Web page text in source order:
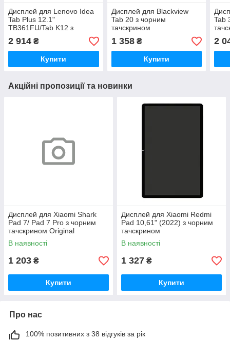
Дисплей для Lenovo Idea
Tab Plus 12.1"
TB361FU/Tab K12 з
Original
2 914 ₴
Купити
Дисплей для Blackview
Tab 20 з чорним
тачскрином
1 358₴
Купити
Tab
2
Акційні пропозиції та новинки
Дисплей для Xiaomi Shark
Pad 7/ Pad 7 Pro з чорним
тачскрином Original
В наявності
1 203 ₴
Купити
Дисплей для Xiaomi Redmi
Pad 10,61" (2022) з чорним
тачскрином
В наявності
1 327 ₴
Купити
Про нас
100% позитивних з 38 відгуків за рік